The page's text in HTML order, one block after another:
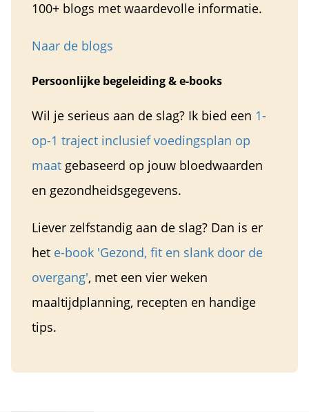
100+ blogs met waardevolle informatie.
Naar de blogs
Persoonlijke begeleiding & e-books
Wil je serieus aan de slag? Ik bied een 1-
op-1 traject inclusief voedingsplan op
maat gebaseerd op jouw bloedwaarden
en gezondheidsgegevens.
Liever zelfstandig aan de slag? Dan is er
het e-book 'Gezond, fit en slank door de
overgang', met een vier weken
maaltijdplanning, recepten en handige
tips.